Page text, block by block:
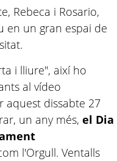
Rebeca i Rosario,
en un gran espai de
i lliure", així ho
al vídeo
aquest dissabte 27
un any més, el Dia
l'Orgull. Ventalls